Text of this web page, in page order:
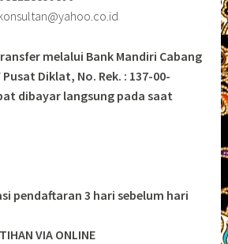
melalui Bank Mandiri Cabang
Diklat, No. Rek. : 137-00-
dibayar langsung pada saat
pendaftaran 3 hari sebelum hari
VIA ONLINE